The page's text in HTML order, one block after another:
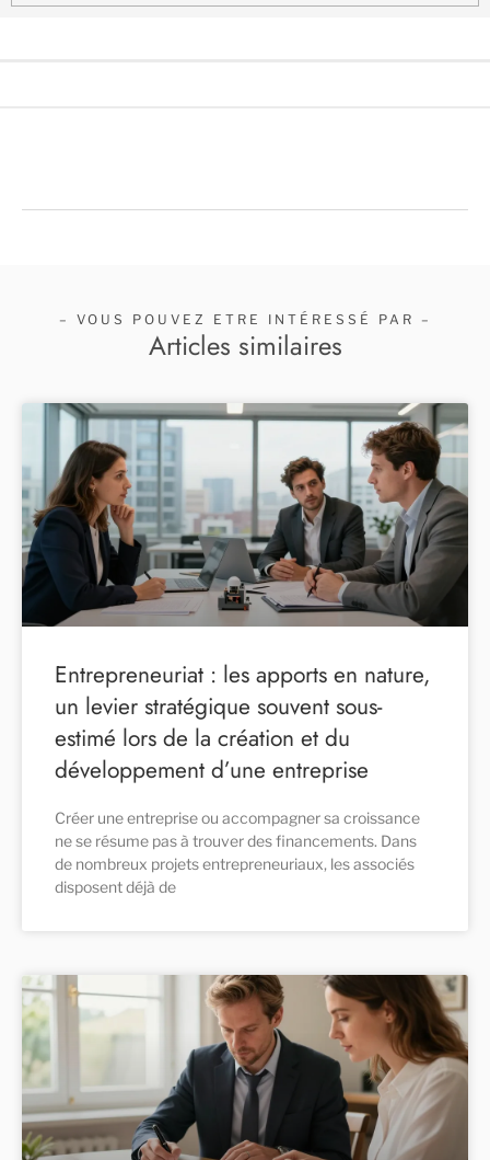
– VOUS POUVEZ ETRE INTÉRESSÉ PAR –
Articles similaires
Entrepreneuriat : les apports en nature,
un levier stratégique souvent sous-
estimé lors de la création et du
développement d’une entreprise
Créer une entreprise ou accompagner sa croissance
ne se résume pas à trouver des financements. Dans
de nombreux projets entrepreneuriaux, les associés
disposent déjà de